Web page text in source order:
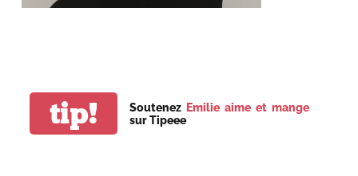
tip! Soutenez Emilie aime et mange
sur Tipeee